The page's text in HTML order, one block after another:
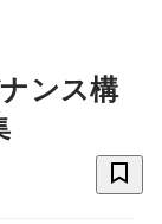
ンス構